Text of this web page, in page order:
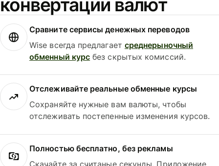
конвертации валют
Сравните сервисы денежных переводов
Wise всегда предлагает среднерыночный
обменный курс без скрытых комиссий.
Отслеживайте реальные обменные курсы
Сохраняйте нужные вам валюты, чтобы
отслеживать постепенные изменения курсов.
Полностью бесплатно, без рекламы
Скачайте за считаные секунды. Приложение